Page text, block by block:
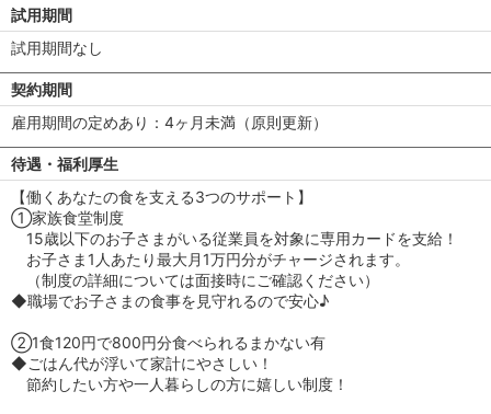
試用期間
試用期間なし
契約期間
雇用期間の定めあり：4ヶ月未満（原則更新）
待遇・福利厚生
【働くあなたの食を支える3つのサポート】
①家族食堂制度
15歳以下のお子さまがいる従業員を対象に専用カードを支給！
お子さま1人あたり最大月1万円分がチャージされます。
（制度の詳細については面接時にご確認ください）
◆職場でお子さまの食事を見守れるので安心♪
②1食120円で800円分食べられるまかない有
◆ごはん代が浮いて家計にやさしい！
節約したい方や一人暮らしの方に嬉しい制度！